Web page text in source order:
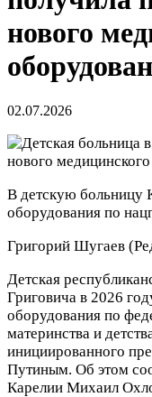
нового
02.07.2026
В детскую больницу
оборудования по
Григорий Шугаев
Детская
Григовича в 2026
оборудования по
материнства и
инициированного
Путиным. Об этом
Карелии Михаил